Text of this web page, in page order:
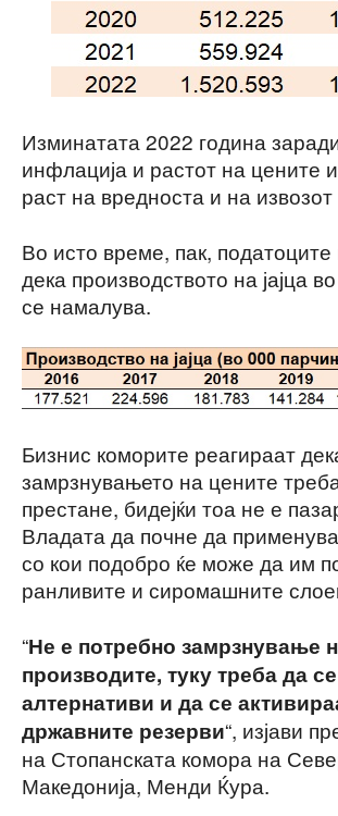
Изминатата 2022 година
инфлација и растот на цените
раст на вредноста и на
Во исто време, пак,
дека производството на јајца
се намалува.
Бизнис коморите реагираат
замрзнувањето на цените
престане, бидејќи тоа не е
Владата да почне да
со кои подобро ќе може да им
ранливите и сиромашните
“Не е потребно замрзнување
производите, туку треба да се
алтернативи и да се
државните резерви“, изјави
на Стопанската комора на
Македонија, Менди Ќура.